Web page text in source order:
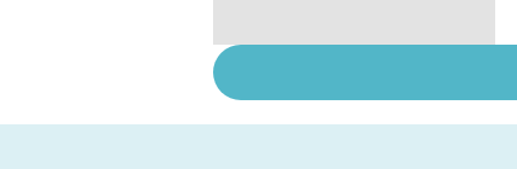
les papillomavirus